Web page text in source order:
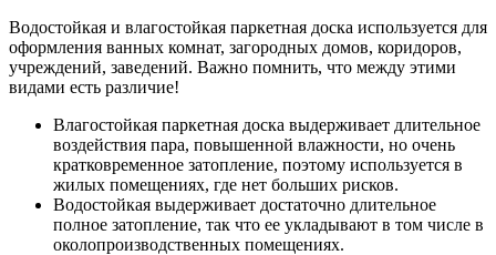
Водостойкая и влагостойкая паркетная доска используется для
оформления ванных комнат, загородных домов, коридоров,
учреждений, заведений. Важно помнить, что между этими
видами есть различие!
Влагостойкая паркетная доска выдерживает длительное
воздействия пара, повышенной влажности, но очень
кратковременное затопление, поэтому используется в
жилых помещениях, где нет больших рисков.
Водостойкая выдерживает достаточно длительное
полное затопление, так что ее укладывают в том числе в
околопроизводственных помещениях.